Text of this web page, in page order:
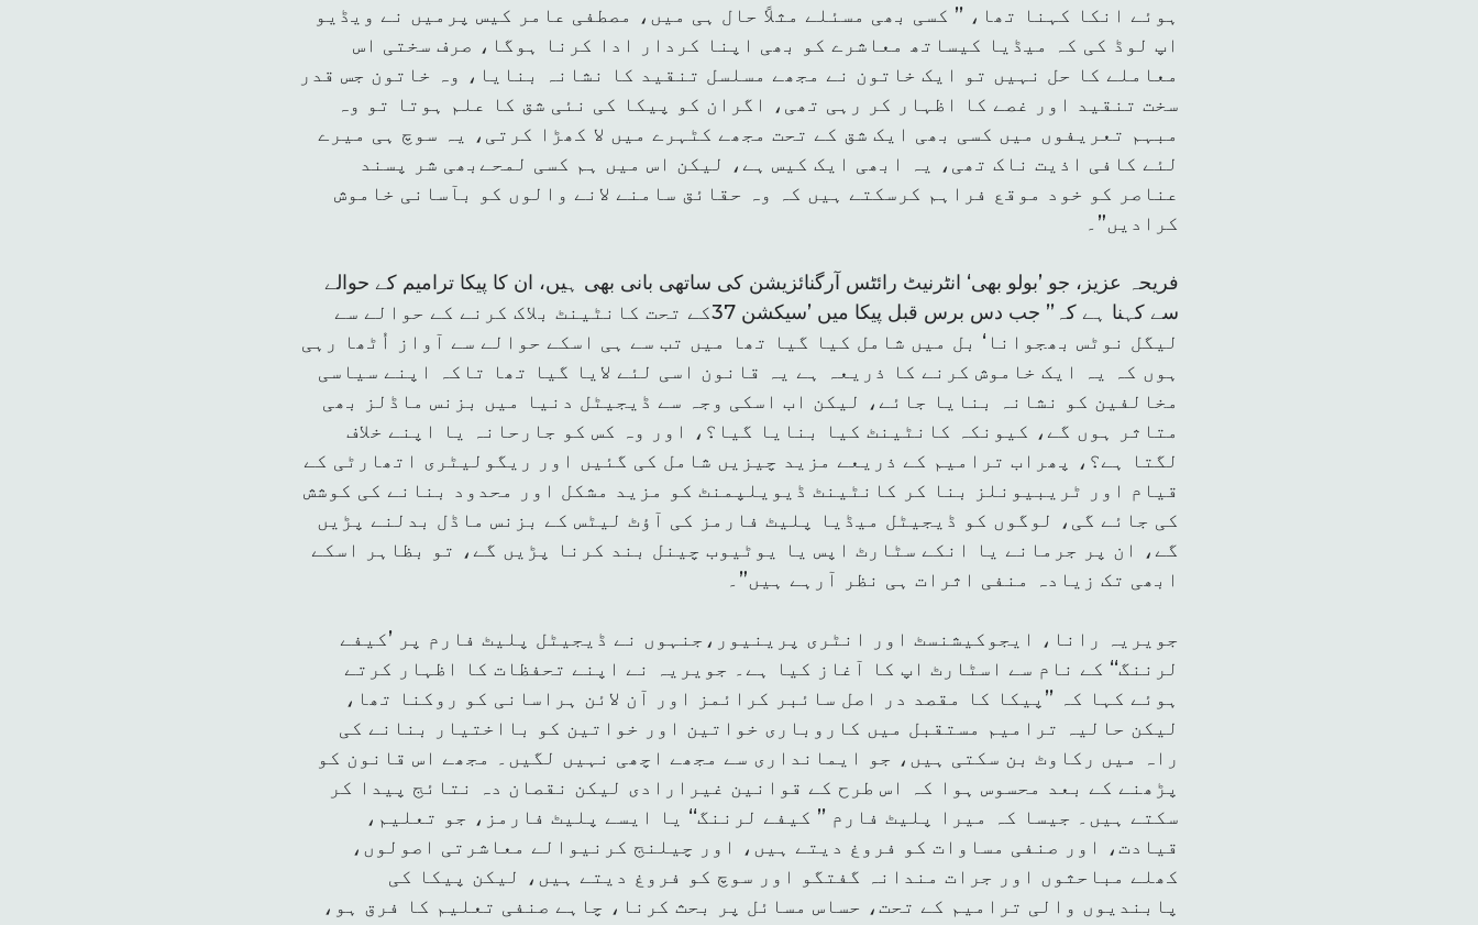
ہوئے انکا کہنا تھا، ’’ کسی بھی مسئلے مثلاً حال ہی میں، مصطفی عامر کیس پرمیں نے ویڈیو
اپ لوڈ کی کہ میڈیا کیساتھ معاشرے کو بھی اپنا کردار ادا کرنا ہوگا، صرف سختی اس
معاملے کا حل نہیں تو ایک خاتون نے مجھے مسلسل تنقید کا نشانہ بنایا، وہ خاتون جس قدر
سخت تنقید اور غصے کا اظہار کر رہی تھی، اگران کو پیکا کی نئی شق کا علم ہوتا تو وہ
مبہم تعریفوں میں کسی بھی ایک شق کے تحت مجھے کٹہرے میں لا کھڑا کرتی، یہ سوچ ہی میرے
لئے کافی اذیت ناک تھی، یہ ابھی ایک کیس ہے، لیکن اس میں ہم کسی لمحےبھی شر پسند
عناصر کو خود موقع فراہم کرسکتے ہیں کہ وہ حقائق سامنے لانے والوں کو بآسانی خاموش
کرادیں”۔
فریحہ عزیز، جو ’بولو بھی‘ انٹرنیٹ رائٹس آرگنائزیشن کی ساتھی بانی بھی ہیں، ان کا پیکا ترامیم کے حوالے
سے کہنا ہے کہ’’ جب دس برس قبل پیکا میں ’سیکشن 37کے تحت کانٹینٹ بلاک کرنے کے حوالے سے
لیگل نوٹس بھجوانا‘ بل میں شامل کیا گیا تھا میں تب سے ہی اسکے حوالے سے آواز اُٹھا رہی
ہوں کہ یہ ایک خاموش کرنے کا ذریعہ ہے یہ قانون اسی لئے لایا گیا تھا تاکہ اپنے سیاسی
مخالفین کو نشانہ بنایا جائے، لیکن اب اسکی وجہ سے ڈیجیٹل دنیا میں بزنس ماڈلز بھی
متاثر ہوں گے، کیونکہ کانٹینٹ کیا بنایا گیا؟، اور وہ کس کو جارحانہ یا اپنے خلاف
لگتا ہے؟، پھراب ترامیم کے ذریعے مزید چیزیں شامل کی گئیں اور ریگولیٹری اتھارٹی کے
قیام اور ٹریبیونلز بنا کر کانٹینٹ ڈیویلپمنٹ کو مزید مشکل اور محدود بنانے کی کوشش
کی جائے گی، لوگوں کو ڈیجیٹل میڈیا پلیٹ فارمز کی آؤٹ لیٹس کے بزنس ماڈل بدلنے پڑیں
گے، ان پر جرمانے یا انکے سٹارٹ اپس یا یوٹیوب چینل بند کرنا پڑیں گے، تو بظاہر اسکے
ابھی تک زیادہ منفی اثرات ہی نظر آرہے ہیں”۔
جویریہ رانا، ایجوکیشنسٹ اور انٹری پرینیور،جنہوں نے ڈیجیٹل پلیٹ فارم پر ’کیفے
لرننگ‘‘ کے نام سے اسٹارٹ اپ کا آغاز کیا ہے۔ جویریہ نے اپنے تحفظات کا اظہار کرتے
ہوئے کہا کہ ’’پیکا کا مقصد در اصل سائبر کرائمز اور آن لائن ہراسانی کو روکنا تھا،
لیکن حالیہ ترامیم مستقبل میں کاروباری خواتین اور خواتین کو بااختیار بنانے کی
راہ میں رکاوٹ بن سکتی ہیں، جو ایمانداری سے مجھے اچھی نہیں لگیں۔ مجھے اس قانون کو
پڑھنے کے بعد محسوس ہوا کہ اس طرح کے قوانین غیرارادی لیکن نقصان دہ نتائج پیدا کر
سکتے ہیں۔ جیسا کہ میرا پلیٹ فارم ’’ کیفے لرننگ‘‘ یا ایسے پلیٹ فارمز، جو تعلیم،
قیادت، اور صنفی مساوات کو فروغ دیتے ہیں، اور چیلنج کرنیوالے معاشرتی اصولوں،
کھلے مباحثوں اور جرات مندانہ گفتگو اور سوچ کو فروغ دیتے ہیں، لیکن پیکا کی
پابندیوں والی ترامیم کے تحت، حساس مسائل پر بحث کرنا، چاہے صنفی تعلیم کا فرق ہو،